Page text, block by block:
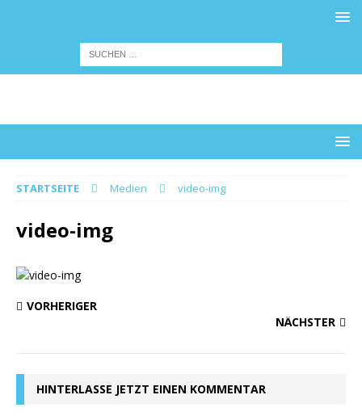
STARTSEITE Medien video-img
video-img
VORHERIGER
NÄCHSTER
HINTERLASSE JETZT EINEN KOMMENTAR